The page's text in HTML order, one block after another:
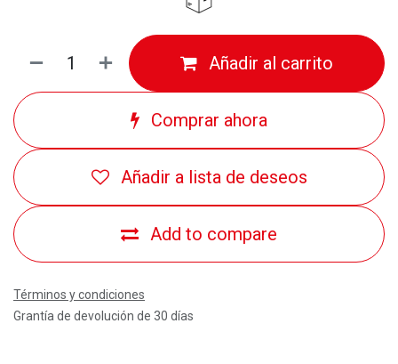
Añadir al carrito
Comprar ahora
Add to compare
Añadir a lista de deseos
Términos y condiciones
Grantía de devolución de 30 días